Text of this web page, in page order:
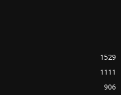
1529
1111
906